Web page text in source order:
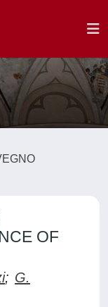
OF
; G.